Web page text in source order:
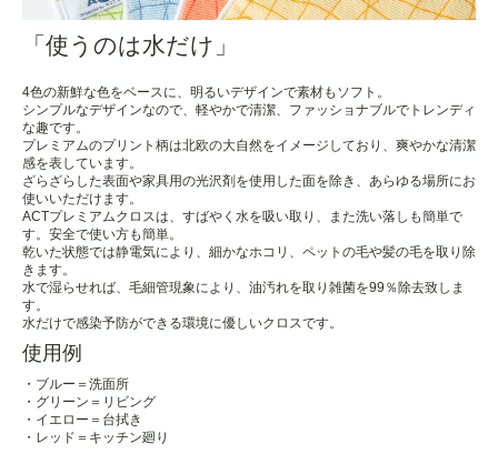
「使うのは水だけ」
4色の新鮮な色をベースに、明るいデザインで素材もソフト。
シンプルなデザインなので、軽やかで清潔、ファッショナブルでトレンディ
な趣です。
プレミアムのプリント柄は北欧の大自然をイメージしており、爽やかな清潔
感を表しています。
ざらざらした表面や家具用の光沢剤を使用した面を除き、あらゆる場所にお
使いいただけます。
ACTプレミアムクロスは、すばやく水を吸い取り、また洗い落しも簡単で
す。安全で使い方も簡単。
乾いた状態では静電気により、細かなホコリ、ペットの毛や髪の毛を取り除
きます。
水で湿らせれば、毛細管現象により、油汚れを取り雑菌を99％除去致しま
す。
水だけで感染予防ができる環境に優しいクロスです。
使用例
・ブルー＝洗面所
・グリーン＝リビング
・イエロー＝台拭き
・レッド＝キッチン廻り